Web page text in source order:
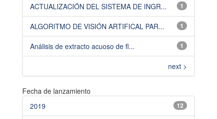
1
ACTUALIZACIÓN DEL SISTEMA DE INGR...
1
ALGORITMO DE VISIÓN ARTIFICAL PAR...
1
Análisis de extracto acuoso de fl...
next >
Fecha de lanzamiento
12
2019